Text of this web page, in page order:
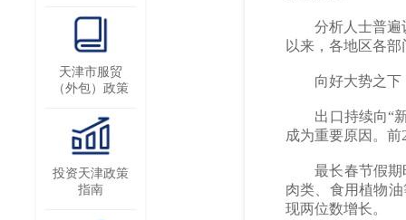
分析人士普遍认
以来，各地区各
向好大势之下
出口持续向“新”
成为重要原因。前
最长春节假期旺
肉类、食用植物
现两位数增长。
天津市服贸
（外包）政策
投资天津政策
指南